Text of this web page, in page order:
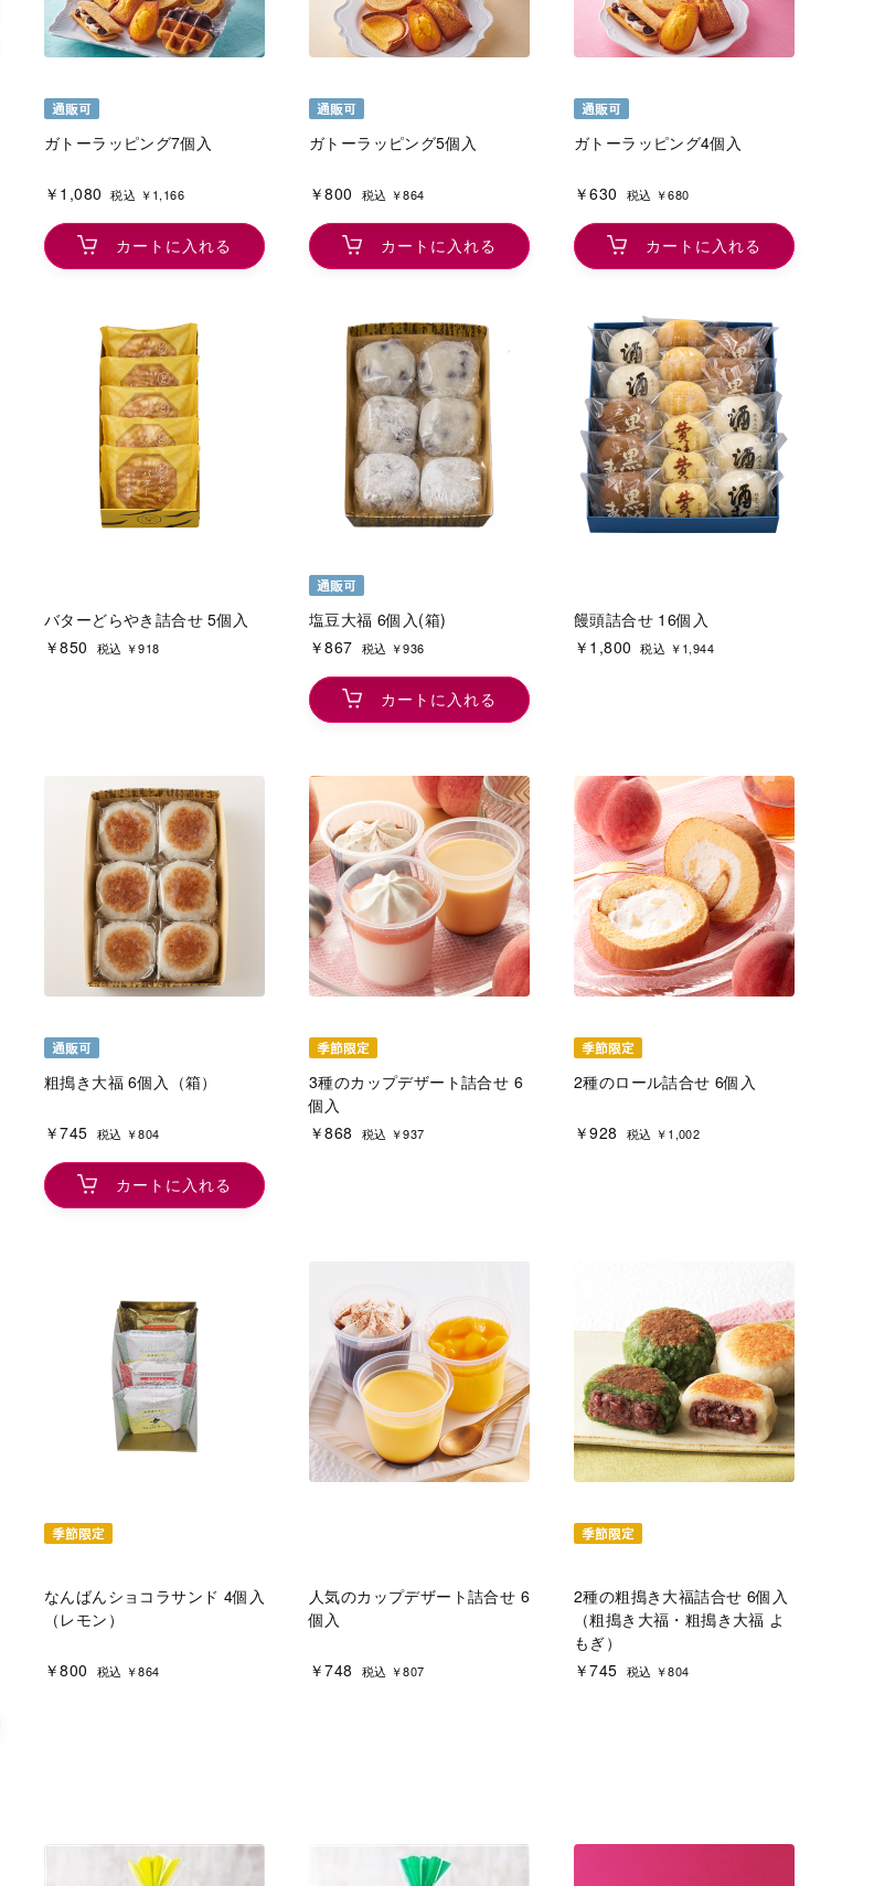
ガトーラッピング7個入
￥1,080 税込 ￥1,166
カートに入れる
ガトーラッピング5個入
￥800 税込 ￥864
カートに入れる
ガトーラッピング4個入
￥630 税込 ￥680
カートに入れる
バターどらやき詰合せ 5個入
￥850
税込 ￥918
塩豆大福 6個入(箱)
￥867 税込 ￥936
カートに入れる
饅頭詰合せ 16個入
￥1,800 税込 ￥1,944
粗搗き大福 6個入（箱）
￥745 税込 ￥804
カートに入れる
3種のカップデザート詰合せ 6
個入
￥868
税込 ￥937
2種のロール詰合せ 6個入
￥928 税込 ￥1,002
なんばんショコラサンド 4個入
（レモン）
￥800 税込 ￥864
人気のカップデザート詰合せ 6
個入
￥748 税込 ￥807
2種の粗搗き大福詰合せ 6個入
（粗搗き大福・粗搗き大福 よ
もぎ）
￥745 税込 ￥804